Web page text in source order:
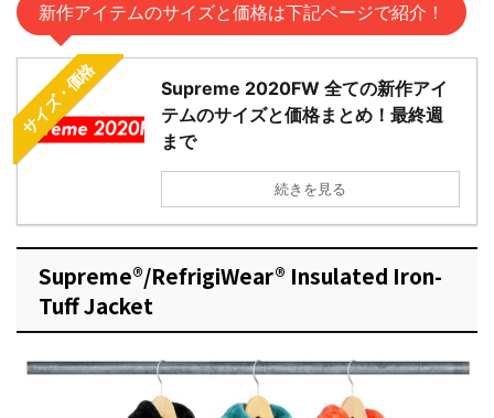
新作アイテムのサイズと価格は下記ページで紹介！
サイズ・価格
Supreme 2020FW 全ての新作アイ
テムのサイズと価格まとめ！最終週
まで
続きを見る
Supreme®/RefrigiWear® Insulated Iron-
Tuff Jacket